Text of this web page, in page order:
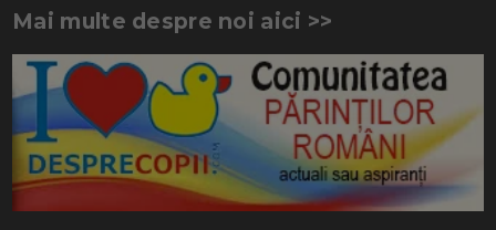
Mai multe despre noi aici >>